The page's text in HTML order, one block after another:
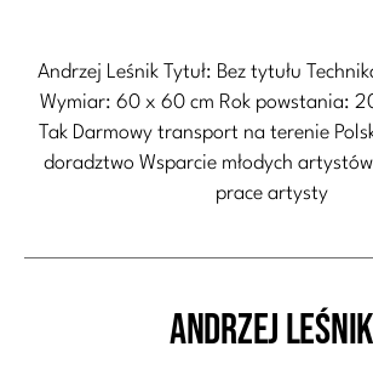
Andrzej Leśnik Tytuł: Bez tytułu
Wymiar: 60 x 60 cm Rok powstania:
Tak Darmowy transport na terenie
doradztwo Wsparcie młodych
prace artysty
Kategorie
Andrzej Leśnik